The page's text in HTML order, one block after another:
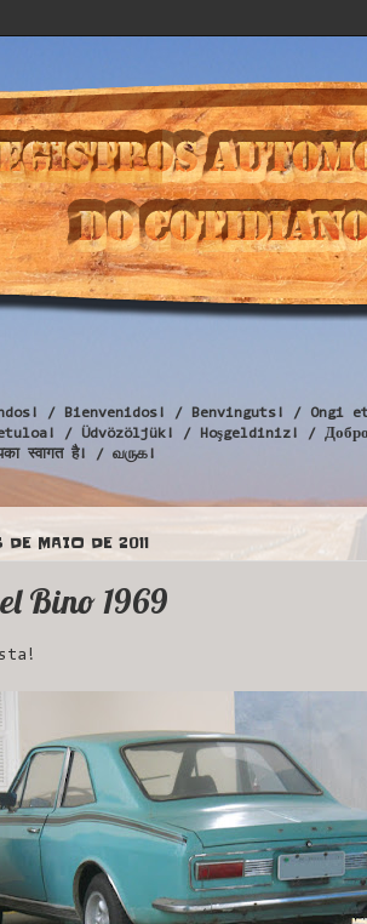
vindos! / Bienvenidos! / Benvinguts! /
/ Üdvözöljük! / Hoşgeldiniz! /
स्वागत है! / வருக!
DE MAIO DE 2011
Bino 1969